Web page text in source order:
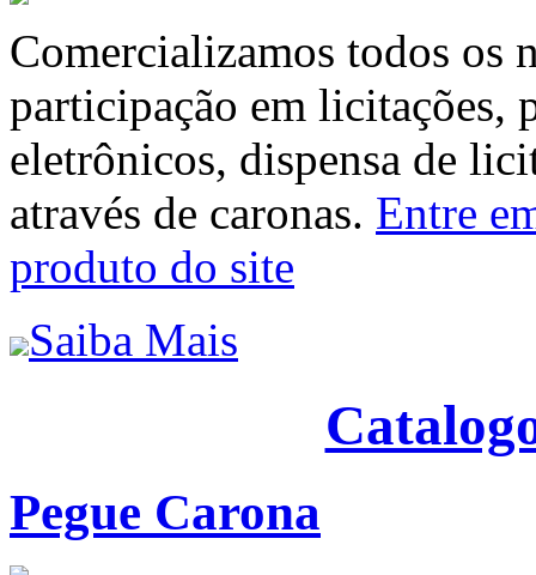
Comercializamos todos os
participação em licitações,
eletrônicos, dispensa de
através de caronas. Entre
produto do site
Saiba Mais
Pegue Carona